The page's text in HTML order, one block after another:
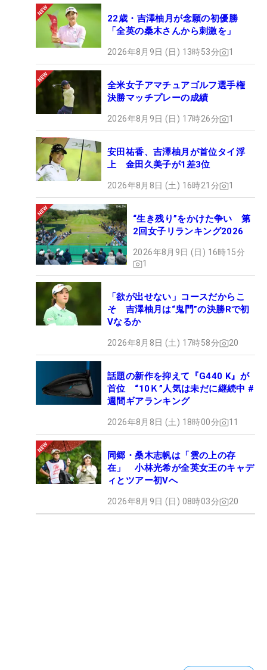
22歳・吉澤柚月が念願の初優勝
「全英の桑木さんから刺激を」
2026年8月9日 (日) 13時53分 1
全米女子アマチュアゴルフ選手権
決勝マッチプレーの成績
2026年8月9日 (日) 17時26分 1
安田祐香、吉澤柚月が首位タイ浮
上 金田久美子が1差3位
2026年8月8日 (土) 16時21分 1
“生き残り”をかけた争い 第
2回女子リランキング2026
2026年8月9日 (日) 16時15分
1
「欲が出せない」コースだからこ
そ 吉澤柚月は“鬼門”の決勝Rで初
Vなるか
2026年8月8日 (土) 17時58分 20
話題の新作を抑えて『G440 K』が
首位 “10Ｋ”人気は未だに継続中 #
週間ギアランキング
2026年8月8日 (土) 18時00分 11
同郷・桑木志帆は「雲の上の存
在」 小林光希が全英女王のキャデ
ィとツアー初Vへ
2026年8月9日 (日) 08時03分 20